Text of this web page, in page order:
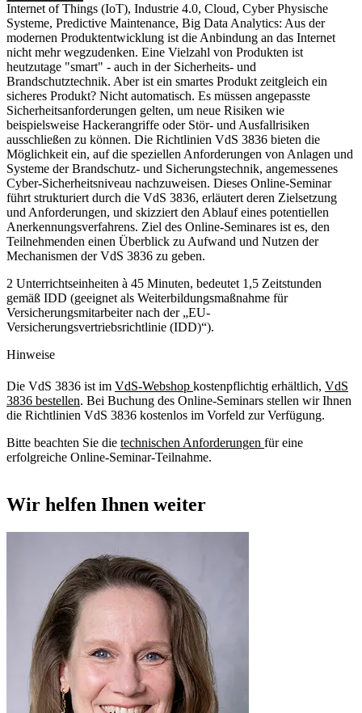
Internet of Things (IoT), Industrie 4.0, Cloud, Cyber Physische
Systeme, Predictive Maintenance, Big Data Analytics: Aus der
modernen Produktentwicklung ist die Anbindung an das Internet
nicht mehr wegzudenken. Eine Vielzahl von Produkten ist
heutzutage "smart" - auch in der Sicherheits- und
Brandschutztechnik. Aber ist ein smartes Produkt zeitgleich ein
sicheres Produkt? Nicht automatisch. Es müssen angepasste
Sicherheitsanforderungen gelten, um neue Risiken wie
beispielsweise Hackerangriffe oder Stör- und Ausfallrisiken
ausschließen zu können. Die Richtlinien VdS 3836 bieten die
Möglichkeit ein, auf die speziellen Anforderungen von Anlagen und
Systeme der Brandschutz- und Sicherungstechnik, angemessenes
Cyber-Sicherheitsniveau nachzuweisen. Dieses Online-Seminar
führt strukturiert durch die VdS 3836, erläutert deren Zielsetzung
und Anforderungen, und skizziert den Ablauf eines potentiellen
Anerkennungsverfahrens. Ziel des Online-Seminares ist es, den
Teilnehmenden einen Überblick zu Aufwand und Nutzen der
Mechanismen der VdS 3836 zu geben.
2 Unterrichtseinheiten à 45 Minuten, bedeutet 1,5 Zeitstunden
gemäß IDD (geeignet als Weiterbildungsmaßnahme für
Versicherungsmitarbeiter nach der „EU-
Versicherungsvertriebsrichtlinie (IDD)“).
Hinweise
Die VdS 3836 ist im VdS-Webshop kostenpflichtig erhältlich, VdS
3836 bestellen. Bei Buchung des Online-Seminars stellen wir Ihnen
die Richtlinien VdS 3836 kostenlos im Vorfeld zur Verfügung.
Bitte beachten Sie die technischen Anforderungen für eine
erfolgreiche Online-Seminar-Teilnahme.
Wir helfen Ihnen weiter